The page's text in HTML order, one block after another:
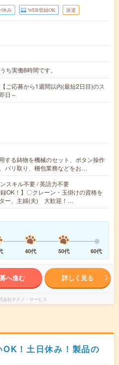
休み WEB登録OK 派遣
ち実働8時間です。
ご応募から1週間以内(最短2日目)のス
日～
する鋳物を機械のセット、ボタン操作
バリ取り、梱包業務などをお…
スキル不要 / 英語力不要
録OK！】〇クレーン・玉掛けの資格を
ー、主婦(夫) 大歓迎！…
40代 50代 60代
へ進む 詳しく見る
会社テクノ・サービス
！土日休み！製品の